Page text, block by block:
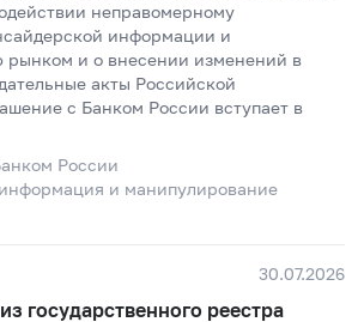
неправомерному
информации и
рынком и о внесении изменений в
акты Российской
с Банком России вступает в
России
и манипулирование
30.07.2026
государственного реестра